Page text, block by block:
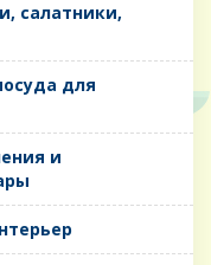
салатники,
для
и